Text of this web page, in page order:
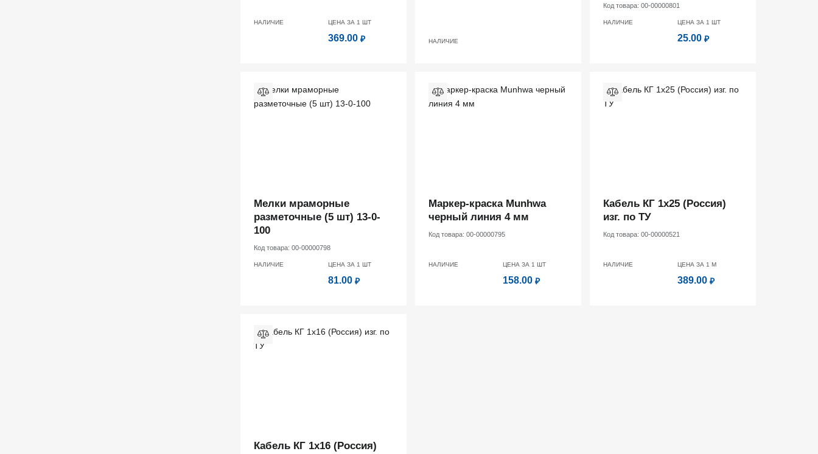
НАЛИЧИЕ ЦЕНА ЗА 1 ШТ
369.00 ₽ НАЛИЧИЕ
Код товара: 00-00000801
НАЛИЧИЕ ЦЕНА ЗА 1 ШТ
25.00 ₽
Мелки мраморные
разметочные (5 шт) 13-0-
100
Код товара: 00-00000798
НАЛИЧИЕ ЦЕНА ЗА 1 ШТ
81.00 ₽
Маркер-краска Munhwa
черный линия 4 мм
Код товара: 00-00000795
НАЛИЧИЕ ЦЕНА ЗА 1 ШТ
158.00 ₽
Кабель КГ 1х25 (Россия)
изг. по ТУ
Код товара: 00-00000521
НАЛИЧИЕ ЦЕНА ЗА 1 М
389.00 ₽
Кабель КГ 1х16 (Россия)